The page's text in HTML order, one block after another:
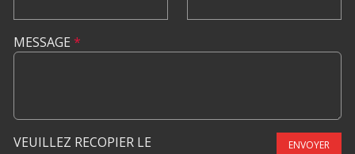
MESSAGE *
VEUILLEZ RECOPIER LE
ENVOYER